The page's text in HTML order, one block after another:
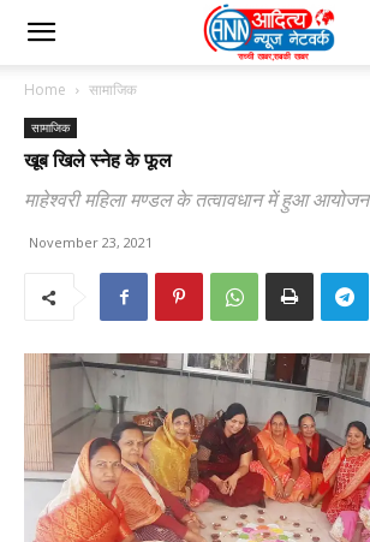
Home सामाजिक
सामाजिक
खूब खिले स्नेह के फूल
माहेश्वरी महिला मण्डल के तत्वावधान में हुआ आयोजन
November 23, 2021